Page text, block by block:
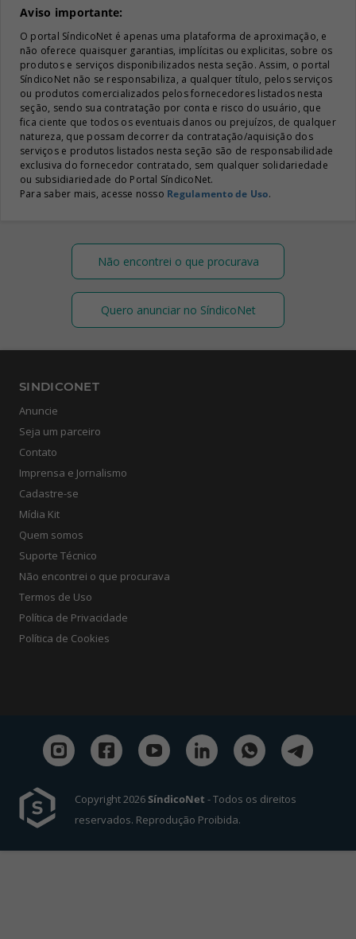
Aviso importante:
O portal SíndicoNet é apenas uma plataforma de aproximação, e
não oferece quaisquer garantias, implícitas ou explicitas, sobre os
produtos e serviços disponibilizados nesta seção. Assim, o portal
SíndicoNet não se responsabiliza, a qualquer título, pelos serviços
ou produtos comercializados pelos fornecedores listados nesta
seção, sendo sua contratação por conta e risco do usuário, que
fica ciente que todos os eventuais danos ou prejuízos, de qualquer
natureza, que possam decorrer da contratação/aquisição dos
serviços e produtos listados nesta seção são de responsabilidade
exclusiva do fornecedor contratado, sem qualquer solidariedade
ou subsidiariedade do Portal SíndicoNet.
Para saber mais, acesse nosso Regulamento de Uso.
Não encontrei o que procurava
Quero anunciar no SíndicoNet
SINDICONET
Anuncie
Seja um parceiro
Contato
Imprensa e Jornalismo
Cadastre-se
Mídia Kit
Quem somos
Suporte Técnico
Não encontrei o que procurava
Termos de Uso
Política de Privacidade
Política de Cookies
Copyright 2026SíndicoNet - Todos os direitos
reservados. Reprodução Proibida.